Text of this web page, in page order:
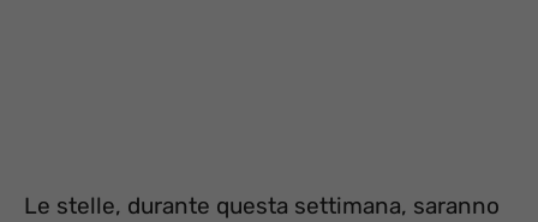
Le stelle, durante questa settimana, saranno